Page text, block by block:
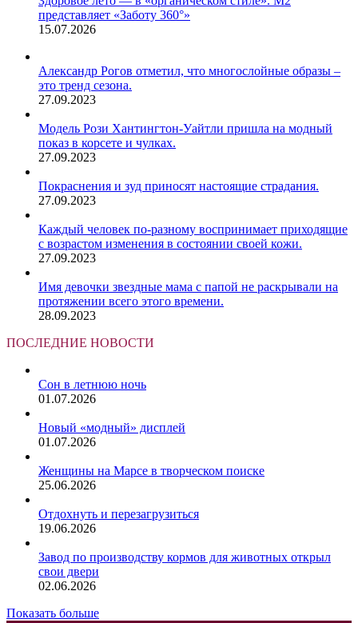
представляет «Заботу 360°»
15.07.2026
Александр Рогов отметил, что многослойные образы –
это тренд сезона.
27.09.2023
Модель Рози Хантингтон-Уайтли пришла на модный
показ в корсете и чулках.
27.09.2023
Покраснения и зуд приносят настоящие страдания.
27.09.2023
Каждый человек по-разному воспринимает приходящие
с возрастом изменения в состоянии своей кожи.
27.09.2023
Имя девочки звездные мама с папой не раскрывали на
протяжении всего этого времени.
28.09.2023
ПОСЛЕДНИЕ НОВОСТИ
Сон в летнюю ночь
01.07.2026
Новый «модный» дисплей
01.07.2026
Женщины на Марсе в творческом поиске
25.06.2026
Отдохнуть и перезагрузиться
19.06.2026
Завод по производству кормов для животных открыл
свои двери
02.06.2026
Показать больше